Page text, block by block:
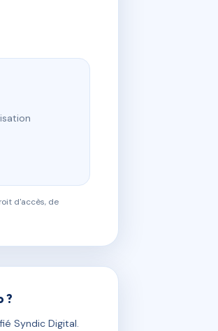
d'accès, de
?
Syndic Digital.